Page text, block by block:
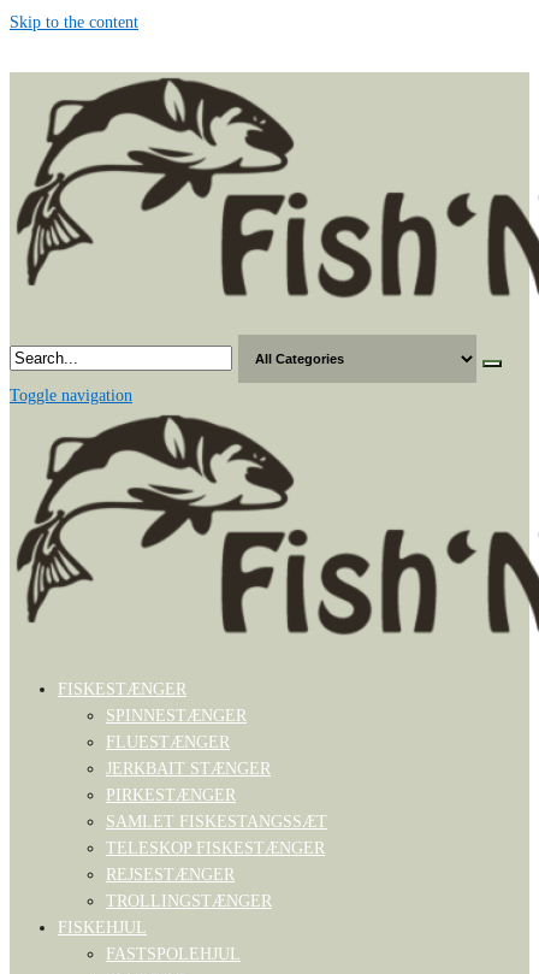
Skip to the content
Toggle navigation
FISKESTÆNGER
SPINNESTÆNGER
FLUESTÆNGER
JERKBAIT STÆNGER
PIRKESTÆNGER
SAMLET FISKESTANGSSÆT
TELESKOP FISKESTÆNGER
REJSESTÆNGER
TROLLINGSTÆNGER
FISKEHJUL
FASTSPOLEHJUL